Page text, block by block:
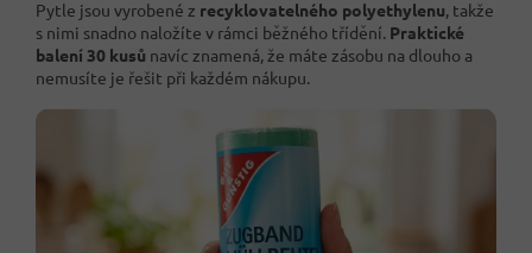
Pytle jsou vyrobené z recyklovatelného polyethylenu , takže
s nimi snadno naložíte v rámci běžného třídění. Praktické
balení 30 kusů navíc znamená, že máte zásobu na dlouho a
nemusíte je řešit při každém nákupu.